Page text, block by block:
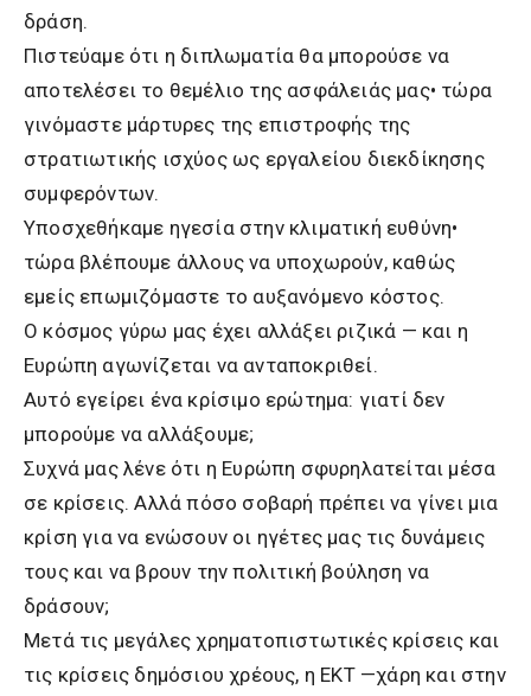
δράση.
Πιστεύαμε ότι η διπλωματία θα μπορούσε να
αποτελέσει το θεμέλιο της ασφάλειάς μας• τώρα
γινόμαστε μάρτυρες της επιστροφής της
στρατιωτικής ισχύος ως εργαλείου διεκδίκησης
συμφερόντων.
Υποσχεθήκαμε ηγεσία στην κλιματική ευθύνη•
τώρα βλέπουμε άλλους να υποχωρούν, καθώς
εμείς επωμιζόμαστε το αυξανόμενο κόστος.
Ο κόσμος γύρω μας έχει αλλάξει ριζικά — και η
Ευρώπη αγωνίζεται να ανταποκριθεί.
Αυτό εγείρει ένα κρίσιμο ερώτημα: γιατί δεν
μπορούμε να αλλάξουμε;
Συχνά μας λένε ότι η Ευρώπη σφυρηλατείται μέσα
σε κρίσεις. Αλλά πόσο σοβαρή πρέπει να γίνει μια
κρίση για να ενώσουν οι ηγέτες μας τις δυνάμεις
τους και να βρουν την πολιτική βούληση να
δράσουν;
Μετά τις μεγάλες χρηματοπιστωτικές κρίσεις και
τις κρίσεις δημόσιου χρέους, η ΕΚΤ —χάρη και στην